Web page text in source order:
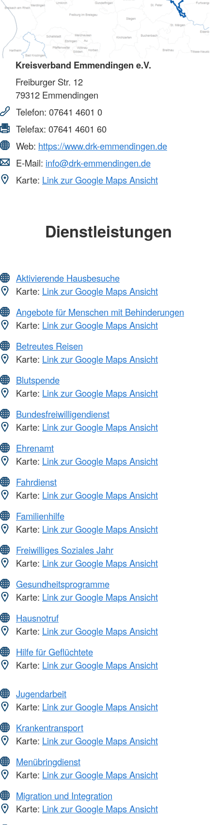
Kreisverband Emmendingen e.V.
Freiburger Str. 12
79312 Emmendingen
Telefon: 07641 4601 0
Telefax: 07641 4601 60
Web: https://www.drk-emmendingen.de
E-Mail: info@drk-emmendingen.de
Karte: Link zur Google Maps Ansicht
Dienstleistungen
Aktivierende Hausbesuche
Karte: Link zur Google Maps Ansicht
Angebote für Menschen mit Behinderungen
Karte: Link zur Google Maps Ansicht
Betreutes Reisen
Karte: Link zur Google Maps Ansicht
Blutspende
Karte: Link zur Google Maps Ansicht
Bundesfreiwilligendienst
Karte: Link zur Google Maps Ansicht
Ehrenamt
Karte: Link zur Google Maps Ansicht
Fahrdienst
Karte: Link zur Google Maps Ansicht
Familienhilfe
Karte: Link zur Google Maps Ansicht
Freiwilliges Soziales Jahr
Karte: Link zur Google Maps Ansicht
Gesundheitsprogramme
Karte: Link zur Google Maps Ansicht
Hausnotruf
Karte: Link zur Google Maps Ansicht
Hilfe für Geflüchtete
Karte: Link zur Google Maps Ansicht
Jugendarbeit
Karte: Link zur Google Maps Ansicht
Krankentransport
Karte: Link zur Google Maps Ansicht
Menübringdienst
Karte: Link zur Google Maps Ansicht
Migration und Integration
Karte: Link zur Google Maps Ansicht